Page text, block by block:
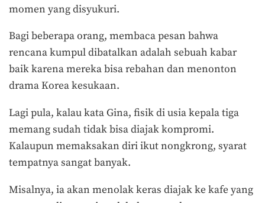
momen yang disyukuri.
Bagi beberapa orang, membaca pesan bahwa
rencana kumpul dibatalkan adalah sebuah kabar
baik karena mereka bisa rebahan dan menonton
drama Korea kesukaan.
Lagi pula, kalau kata Gina, fisik di usia kepala tiga
memang sudah tidak bisa diajak kompromi.
Kalaupun memaksakan diri ikut nongkrong, syarat
tempatnya sangat banyak.
Misalnya, ia akan menolak keras diajak ke kafe yang